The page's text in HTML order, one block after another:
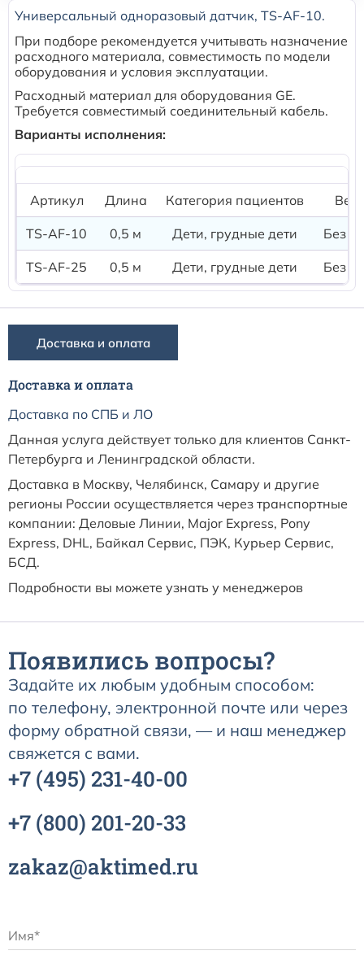
Универсальный одноразовый датчик, TS-AF-10.
При подборе рекомендуется учитывать назначение
расходного материала, совместимость по модели
оборудования и условия эксплуатации.
Расходный материал для оборудования GE.
Требуется совместимый соединительный кабель.
Варианты исполнения:
Артикул Длина Категория пациентов Вес
TS-AF-10 0,5 м Дети, грудные дети Без
TS-AF-25 0,5 м Дети, грудные дети Без
Доставка и оплата
Доставка и оплата
Доставка по СПБ и ЛО
Данная услуга действует только для клиентов Санкт-
Петербурга и Ленинградской области.
Доставка в Москву, Челябинск, Самару и другие
регионы России осуществляется через транспортные
компании: Деловые Линии, Major Express, Pony
Express, DHL, Байкал Сервис, ПЭК, Курьер Сервис,
БСД.
Подробности вы можете узнать у менеджеров
Появились вопросы?
Задайте их любым удобным способом:
по телефону, электронной почте или через
форму обратной связи, — и наш менеджер
свяжется с вами.
+7 (495) 231-40-00
+7 (800) 201-20-33
zakaz@aktimed.ru
Расходные материалы для транскутанного монитора
Sentec
Расходные материалы к аппарату Авента-М
Расходные материалы к аппаратам ИВЛ Hamilton
Расходные материалы к аппаратам ИВЛ Mindray
Расходные материалы к аппаратам ИВЛ Drager
Расходные материалы к аппаратам Comen
Расходные материалы для ИВЛ Puritan Bennett